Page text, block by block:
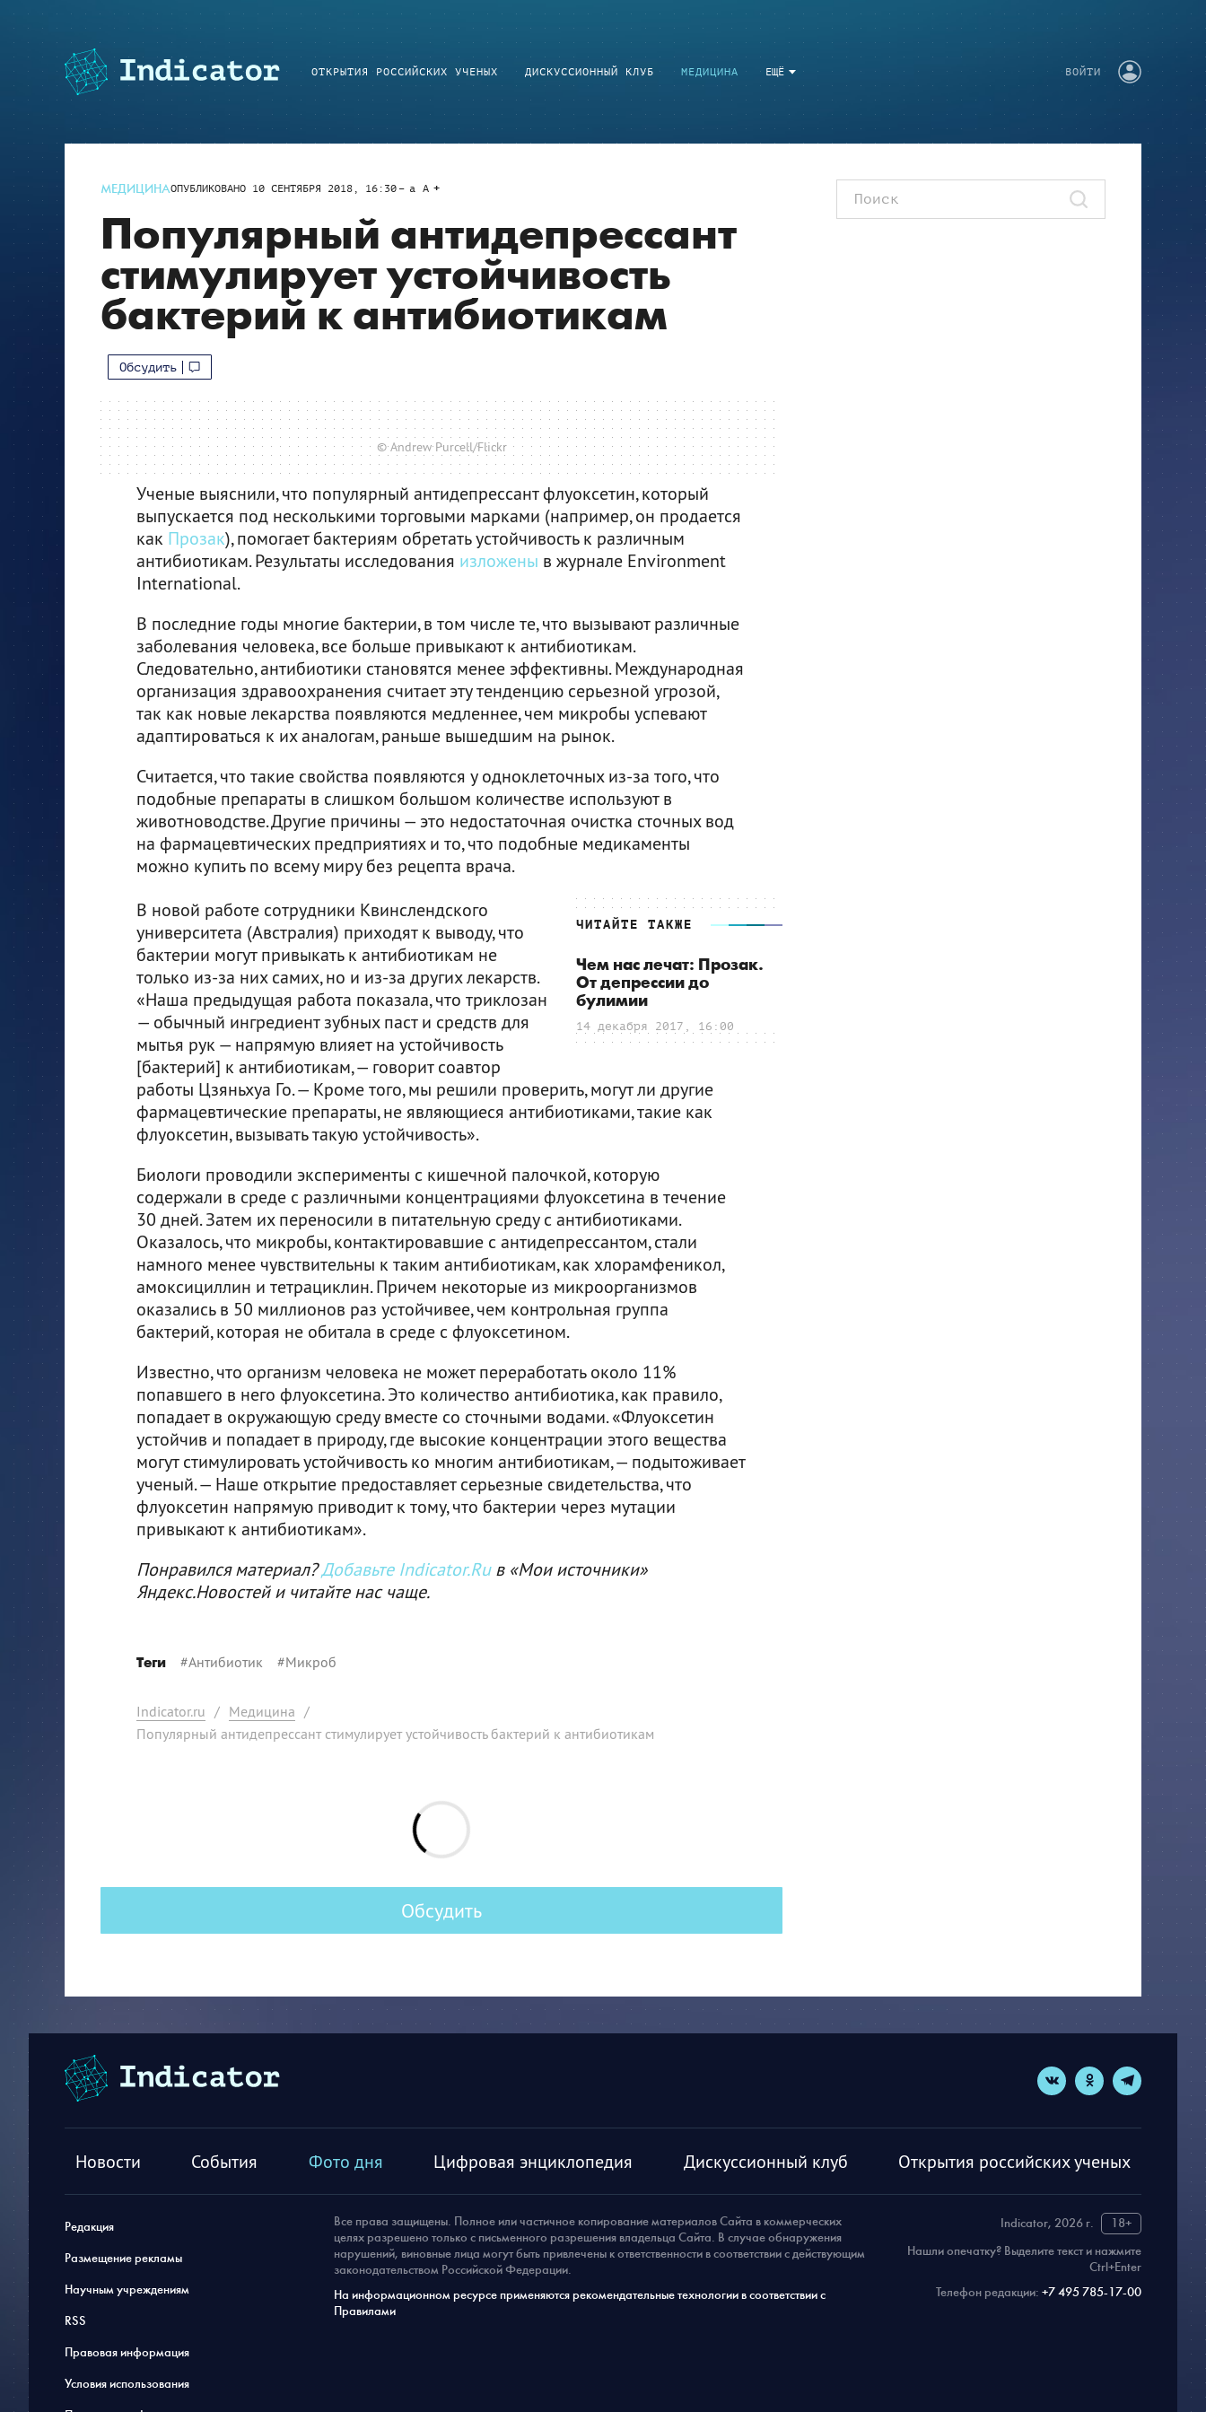
ЕЩЁ
ОТКРЫТИЯ РОССИЙСКИХ УЧЕНЫХ ДИСКУССИОННЫЙ КЛУБ МЕДИЦИНА ВОЙТИ
МЕДИЦИНАОПУБЛИКОВАНО 10 СЕНТЯБРЯ 2018, 16:30 a A
Популярный антидепрессант
стимулирует устойчивость
бактерий к антибиотикам
Обсудить
© Andrew Purcell/Flickr
Ученые выяснили, что популярный антидепрессант флуоксетин, который
выпускается под несколькими торговыми марками (например, он продается
как Прозак), помогает бактериям обретать устойчивость к различным
антибиотикам. Результаты исследования изложены в журнале Environment
International.
В последние годы многие бактерии, в том числе те, что вызывают различные
заболевания человека, все больше привыкают к антибиотикам.
Следовательно, антибиотики становятся менее эффективны. Международная
организация здравоохранения считает эту тенденцию серьезной угрозой,
так как новые лекарства появляются медленнее, чем микробы успевают
адаптироваться к их аналогам, раньше вышедшим на рынок.
Считается, что такие свойства появляются у одноклеточных из-за того, что
подобные препараты в слишком большом количестве используют в
животноводстве. Другие причины — это недостаточная очистка сточных вод
на фармацевтических предприятиях и то, что подобные медикаменты
можно купить по всему миру без рецепта врача.
ЧИТАЙТЕ ТАКЖЕ
Чем нас лечат: Прозак.
От депрессии до
булимии
14 декабря 2017, 16:00
В новой работе сотрудники Квинслендского
университета (Австралия) приходят к выводу, что
бактерии могут привыкать к антибиотикам не
только из-за них самих, но и из-за других лекарств.
«Наша предыдущая работа показала, что триклозан
— обычный ингредиент зубных паст и средств для
мытья рук — напрямую влияет на устойчивость
[бактерий] к антибиотикам, — говорит соавтор
работы Цзяньхуа Го. — Кроме того, мы решили проверить, могут ли другие
фармацевтические препараты, не являющиеся антибиотиками, такие как
флуоксетин, вызывать такую устойчивость».
Биологи проводили эксперименты с кишечной палочкой, которую
содержали в среде с различными концентрациями флуоксетина в течение
30 дней. Затем их переносили в питательную среду с антибиотиками.
Оказалось, что микробы, контактировавшие с антидепрессантом, стали
намного менее чувствительны к таким антибиотикам, как хлорамфеникол,
амоксициллин и тетрациклин. Причем некоторые из микроорганизмов
оказались в 50 миллионов раз устойчивее, чем контрольная группа
бактерий, которая не обитала в среде с флуоксетином.
Известно, что организм человека не может переработать около 11%
попавшего в него флуоксетина. Это количество антибиотика, как правило,
попадает в окружающую среду вместе со сточными водами. «Флуоксетин
устойчив и попадает в природу, где высокие концентрации этого вещества
могут стимулировать устойчивость ко многим антибиотикам, — подытоживает
ученый. — Наше открытие предоставляет серьезные свидетельства, что
флуоксетин напрямую приводит к тому, что бактерии через мутации
привыкают к антибиотикам».
Понравился материал?Добавьте Indicator.Ruв «Мои источники»
Яндекс.Новостей и читайте нас чаще.
Теги #Антибиотик #Микроб
Indicator.ru / Медицина /
Популярный антидепрессант стимулирует устойчивость бактерий к антибиотикам
Обсудить
Новости События Фото дня Цифровая энциклопедия Дискуссионный клуб Открытия российских ученых
Редакция
Размещение рекламы
Научным учреждениям
RSS
Правовая информация
Условия использования
Indicator, 2026 г.
18+
Нашли опечатку? Выделите текст и нажмите
Ctrl+Enter
Телефон редакции: +7 495 785-17-00
Все права защищены. Полное или частичное копирование материалов Сайта в коммерческих
целях разрешено только с письменного разрешения владельца Сайта. В случае обнаружения
нарушений, виновные лица могут быть привлечены к ответственности в соответствии с действующим
законодательством Российской Федерации.
На информационном ресурсе применяются рекомендательные технологии в соответствии с
Правилами